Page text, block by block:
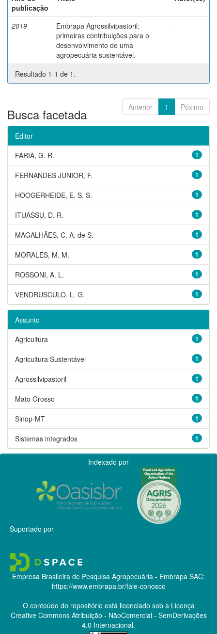
publicação
2019
Embrapa Agrossilvipastoril:
primeiras contribuições para o
desenvolvimento de uma
agropecuária sustentável.
-
Resultado 1-1 de 1.
Anterior 1 Póximo
Busca facetada
Editor
1
FARIA, G. R.
1
FERNANDES JUNIOR, F.
1
HOOGERHEIDE, E. S. S.
1
ITUASSU, D. R.
1
MAGALHÃES, C. A. de S.
1
MORALES, M. M.
1
ROSSONI, A. L.
1
VENDRUSCULO, L. G.
Assunto
1
Agricultura
1
Agricultura Sustentável
1
Agrossilvipastoril
1
Mato Grosso
1
Sinop-MT
1
Sistemas integrados
Indexado por
Suportado por
Empresa Brasileira de Pesquisa Agropecuária - Embrapa SAC:
https://www.embrapa.br/fale-conosco
O conteúdo do repositório está licenciado sob a Licença
Creative CommonsAtribuição - NãoComercial - SemDerivações
4.0 Internacional.